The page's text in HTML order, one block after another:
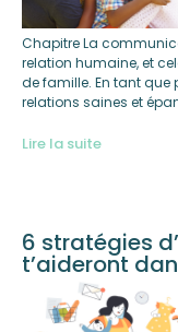
Chapitre La
relation humaine, et
de famille. En tant que
relations saines et
Lire la suite
6 stratégies
t’aideront